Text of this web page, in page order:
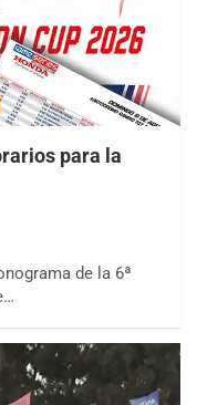
para la
de la 6ª